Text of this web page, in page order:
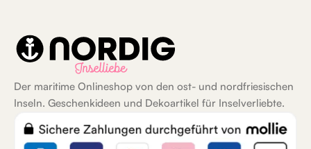
Der maritime Onlineshop von den ost- und nordfriesischen
Inseln. Geschenkideen und Dekoartikel für Inselverliebte.